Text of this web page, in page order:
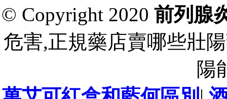
© Copyright 2020 前列腺
危害,正規藥店賣哪些壯
陽